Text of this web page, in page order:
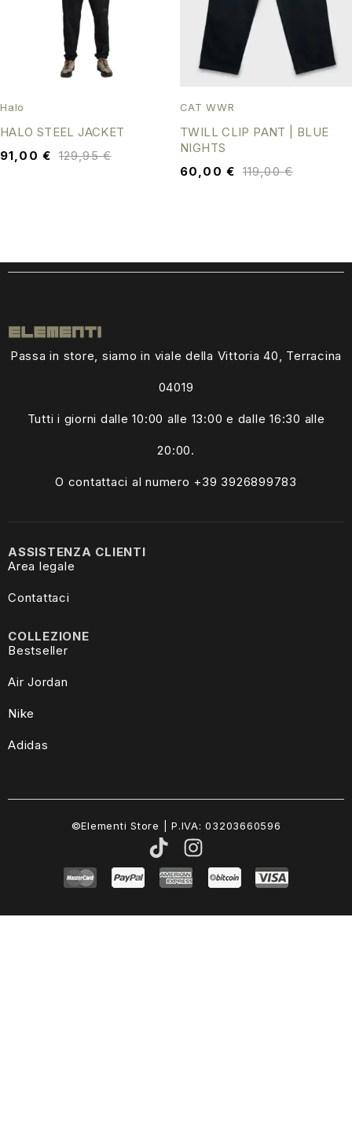
Halo
HALO STEEL JACKET
129,95€
91,00 €
CAT WWR
TWILL CLIP PANT | BLUE
NIGHTS
119,00€
60,00 €
Passa in store, siamo in viale della Vittoria 40, Terracina
04019
Tutti i giorni dalle10:00 alle 13:00 e dalle 16:30 alle
20:00.
O contattaci al numero +39 3926899783
COLLEZIONE
Bestseller
Air Jordan
Nike
Adidas
ASSISTENZA CLIENTI
Area legale
Contattaci
©Elementi Store | P.IVA: 03203660596